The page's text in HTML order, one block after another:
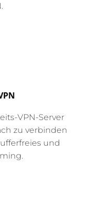
VPN-Server
zu verbinden
und